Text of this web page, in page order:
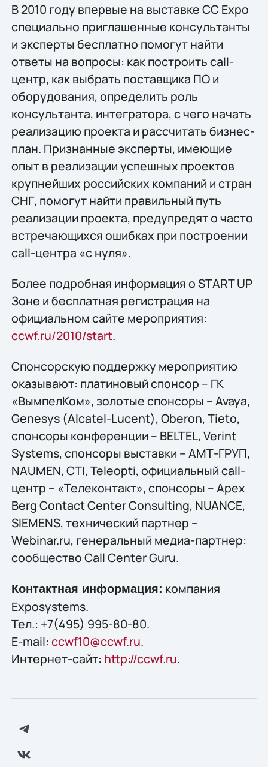
В 2010 году впервые на выставке СС Expo
специально приглашенные консультанты
и эксперты бесплатно помогут найти
ответы на вопросы: как построить call-
центр, как выбрать поставщика ПО и
оборудования, определить роль
консультанта, интегратора, с чего начать
реализацию проекта и рассчитать бизнес-
план. Признанные эксперты, имеющие
опыт в реализации успешных проектов
крупнейших российских компаний и стран
СНГ, помогут найти правильный путь
реализации проекта, предупредят о часто
встречающихся ошибках при построении
call-центра «с нуля».
Более подробная информация о START UP
Зоне и бесплатная регистрация на
официальном сайте мероприятия:
ccwf.ru/2010/start.
Спонсорскую поддержку мероприятию
оказывают: платиновый спонсор – ГК
«ВымпелКом», золотые спонсоры – Avaya,
Genesys (Alcatel-Lucent), Oberon, Tieto,
спонсоры конференции – BELTEL, Verint
Systems, спонсоры выставки – АМТ-ГРУП,
NAUMEN, CTI, Teleopti, официальный call-
центр – «Телеконтакт», спонсоры – Apex
Berg Contact Center Consulting, NUANCE,
SIEMENS, технический партнер –
Webinar.ru, генеральный медиа-партнер:
сообщество Call Center Guru.
Контактная информация: компания
Exposystems.
Тел.: +7(495) 995-80-80.
E-mail: ccwf10@ccwf.ru.
Интернет-сайт: http://ccwf.ru.